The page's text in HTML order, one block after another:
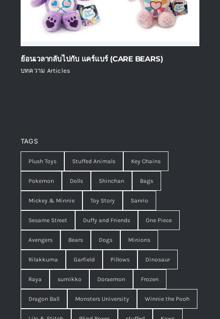
ย้อนเวลากลับไปกับ แคร์แบร์ (CARE BEARS)
บทความ Articles
TAGS
Plush Toys Stuffed Animals Key Chains
Pokemon Dolls Shinchan Bags
Mickey & Minnie Toy Story Sanrio
Sesame Street Duffy and Friends One Piece
Avengers Bears Dogs Minions
Rilakkuma Garfield Pillows Dinosaur
Raya sumikko Doraemon Frozen
Dragon Ball Monsters University Winnie the Pooh